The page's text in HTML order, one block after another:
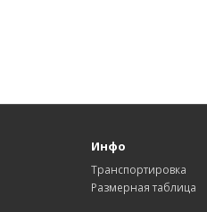
Инфо
Транспортировка
Размерная таблица